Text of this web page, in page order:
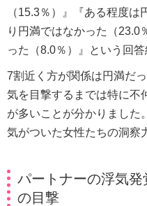
（15.3％）』『ある程度は
り円満ではなかった（23.0
った（8.0％）』という回答
7割近く方が関係は円満だ
気を目撃するまでは特に不
が多いことが分かりました
気がついた女性たちの洞察
パートナーの浮気
の目撃